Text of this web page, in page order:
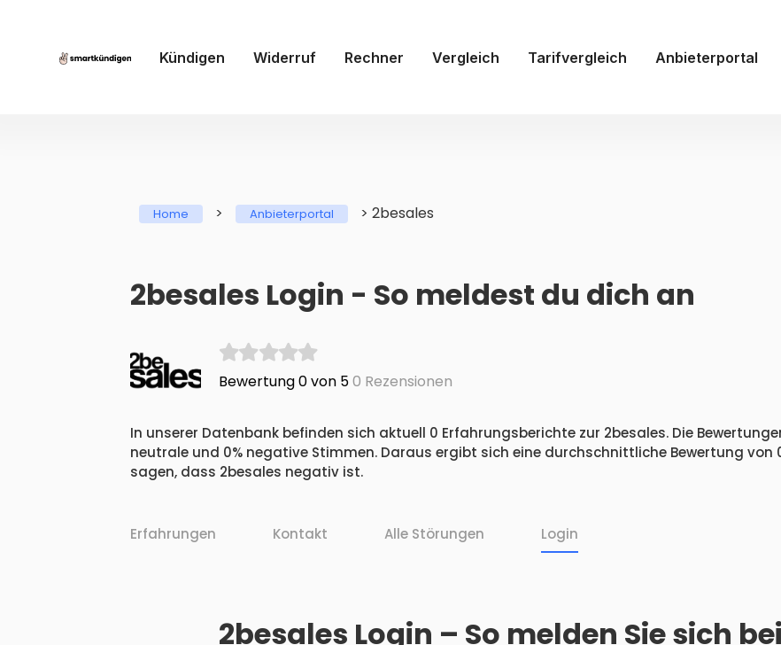
Kündigen Widerruf Rechner Vergleich Tarifvergleich Anbieterportal
Home > Anbieterportal > 2besales
2besales Login - So meldest du dich an
Bewertung 0 von 50 Rezensionen
In unserer Datenbank befinden sich aktuell 0 Erfahrungsberichte zur 2besales. Die
neutrale und 0% negative Stimmen. Daraus ergibt sich eine durchschnittliche Bewertung von
sagen, dass 2besales negativ ist.
Erfahrungen Kontakt Alle Störungen Login
2besales Login – So melden Sie sich